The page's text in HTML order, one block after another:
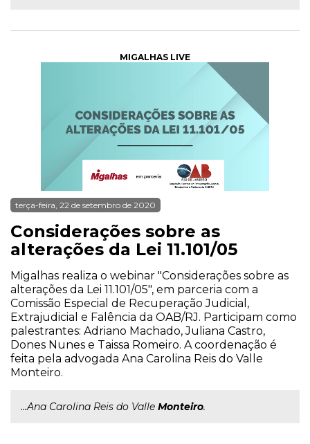
MIGALHAS LIVE
terça-feira, 22 de setembro de 2020
Considerações sobre as
alterações da Lei 11.101/05
Migalhas realiza o webinar "Considerações sobre as
alterações da Lei 11.101/05", em parceria com a
Comissão Especial de Recuperação Judicial,
Extrajudicial e Falência da OAB/RJ. Participam como
palestrantes: Adriano Machado, Juliana Castro,
Dones Nunes e Taissa Romeiro. A coordenação é
feita pela advogada Ana Carolina Reis do Valle
Monteiro.
...Ana Carolina Reis do Valle Monteiro.